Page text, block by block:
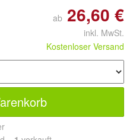
ab 26,60 €
inkl. MwSt.
Kostenloser Versand